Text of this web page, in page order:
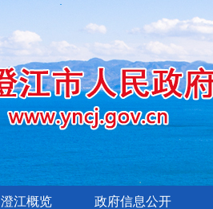
澄江概览 政府信息公开